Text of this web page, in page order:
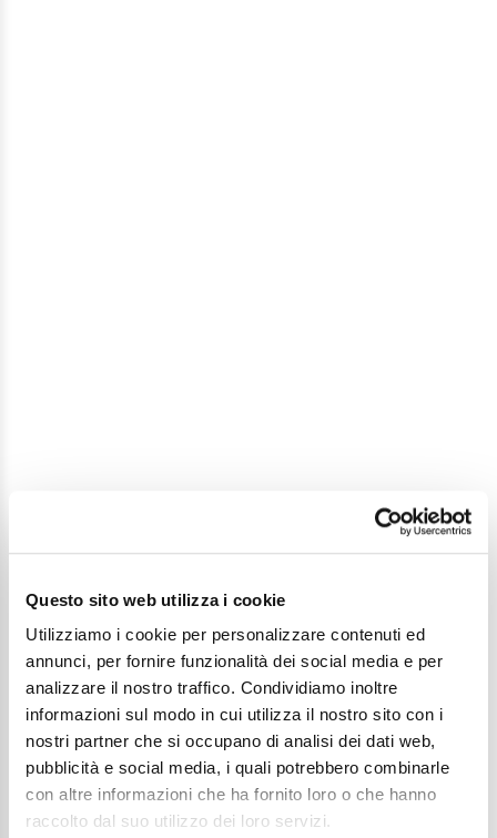
Questo sito web utilizza i cookie
Utilizziamo i cookie per personalizzare contenuti ed
annunci, per fornire funzionalità dei social media e per
analizzare il nostro traffico. Condividiamo inoltre
informazioni sul modo in cui utilizza il nostro sito con i
nostri partner che si occupano di analisi dei dati web,
pubblicità e social media, i quali potrebbero combinarle
con altre informazioni che ha fornito loro o che hanno
raccolto dal suo utilizzo dei loro servizi.
Dove dormire